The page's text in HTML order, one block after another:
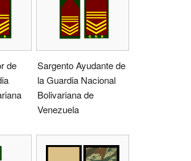
de
Sargento Ayudante de
la Guardia Nacional
Bolivariana de
Venezuela